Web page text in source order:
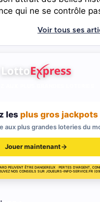
qui ne se contrôle
Voir tous ses
les plus gros jackpots
aux plus grandes loteries du
Jouer maintenant
PEUVENT ÊTRE DANGEREUX : PERTES D'ARGENT,
NOS CONSEILS SUR JOUEURS-INFO-SERVICE.FR